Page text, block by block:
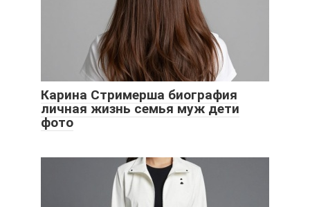
Карина Стримерша биография
личная жизнь семья муж дети
фото